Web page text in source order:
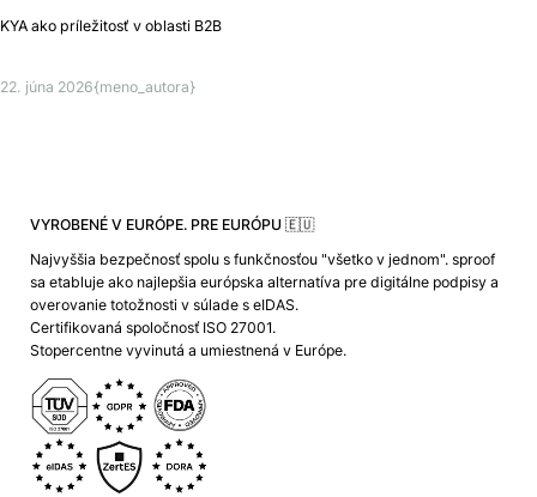
KYA ako príležitosť v oblasti B2B
22. júna 2026{meno_autora}
VYROBENÉ V EURÓPE. PRE EURÓPU 🇪🇺
Najvyššia bezpečnosť spolu s funkčnosťou "všetko v jednom". sproof
sa etabluje ako najlepšia európska alternatíva pre digitálne podpisy a
overovanie totožnosti v súlade s eIDAS.
Certifikovaná spoločnosť ISO 27001.
Stopercentne vyvinutá a umiestnená v Európe.